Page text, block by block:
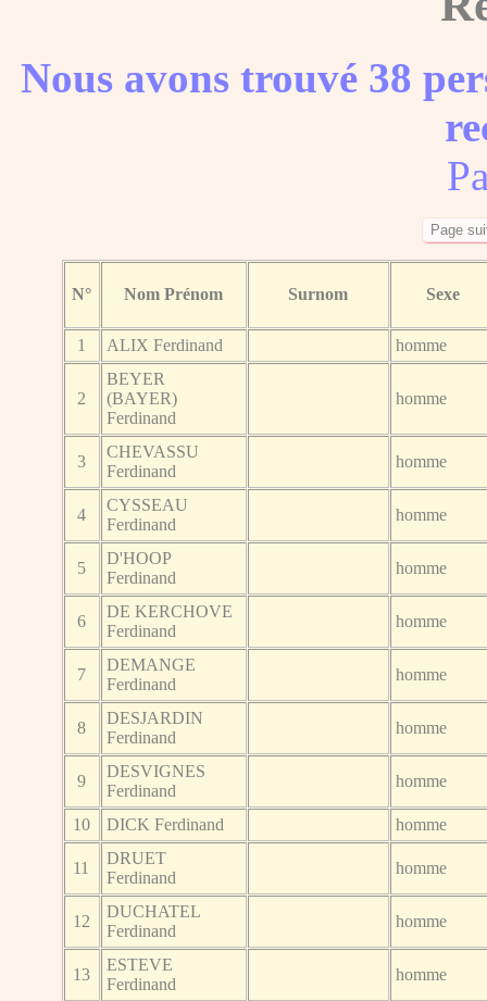
Nous avons trouvé 38
N° Nom Prénom Surnom Sexe
1 ALIX Ferdinand homme
2
BEYER
(BAYER)
Ferdinand
homme
3
CHEVASSU
Ferdinand
homme
4
CYSSEAU
Ferdinand
homme
5
D'HOOP
Ferdinand
homme
6
DE KERCHOVE
Ferdinand
homme
7
DEMANGE
Ferdinand
homme
8
DESJARDIN
Ferdinand
homme
9
DESVIGNES
Ferdinand
homme
10 DICK Ferdinand homme
11
DRUET
Ferdinand
homme
12
DUCHATEL
Ferdinand
homme
13
ESTEVE
Ferdinand
homme